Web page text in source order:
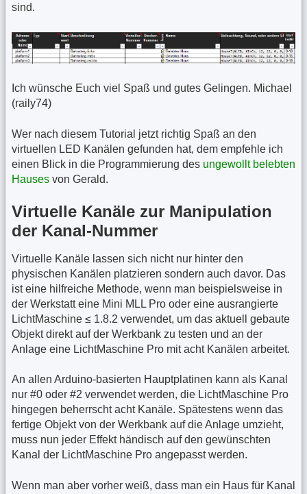
sind.
Ich wünsche Euch viel Spaß und gutes Gelingen. Michael
(raily74)
Wer nach diesem Tutorial jetzt richtig Spaß an den
virtuellen LED Kanälen gefunden hat, dem empfehle ich
einen Blick in die Programmierung des ungewollt belebten
Hauses von Gerald.
Virtuelle Kanäle zur Manipulation
der Kanal-Nummer
Virtuelle Kanäle lassen sich nicht nur hinter den
physischen Kanälen platzieren sondern auch davor. Das
ist eine hilfreiche Methode, wenn man beispielsweise in
der Werkstatt eine Mini MLL Pro oder eine ausrangierte
LichtMaschine ≤ 1.8.2 verwendet, um das aktuell gebaute
Objekt direkt auf der Werkbank zu testen und an der
Anlage eine LichtMaschine Pro mit acht Kanälen arbeitet.
An allen Arduino-basierten Hauptplatinen kann als Kanal
nur #0 oder #2 verwendet werden, die LichtMaschine Pro
hingegen beherrscht acht Kanäle. Spätestens wenn das
fertige Objekt von der Werkbank auf die Anlage umzieht,
muss nun jeder Effekt händisch auf den gewünschten
Kanal der LichtMaschine Pro angepasst werden.
Wenn man aber vorher weiß, dass man ein Haus für Kanal